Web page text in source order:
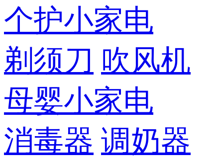
个护小家电
剃须刀 吹风机
母婴小家电
消毒器 调奶器